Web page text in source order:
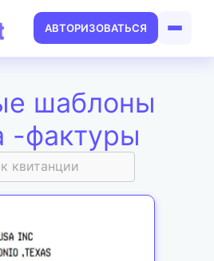
АВТОРИЗОВАТЬСЯ
шаблоны
-фактуры